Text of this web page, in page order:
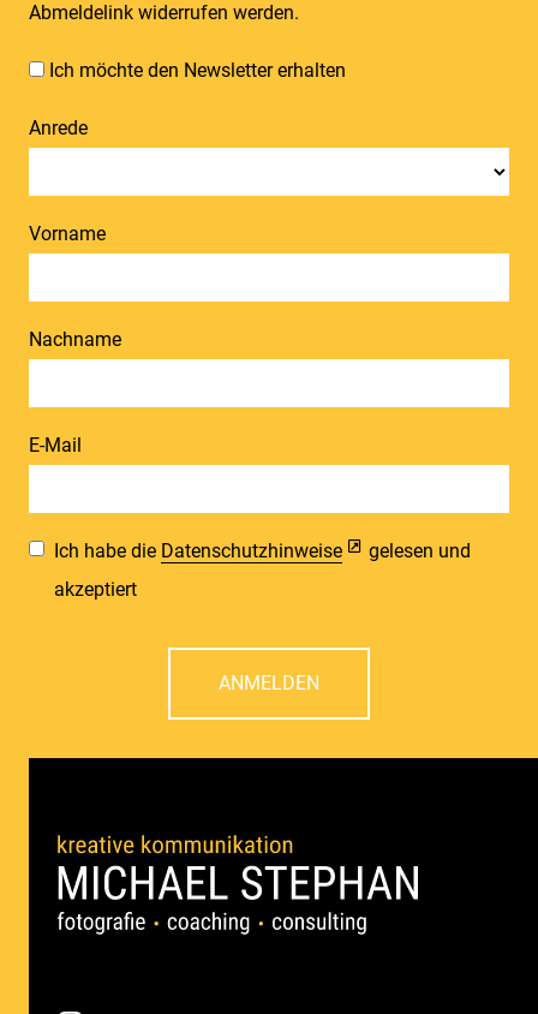
Abmeldelink widerrufen werden.
Ich möchte den Newsletter erhalten
Anrede
Vorname
Nachname
E-Mail
Ich habe die Datenschutzhinweise
gelesen und
akzeptiert
ANMELDEN